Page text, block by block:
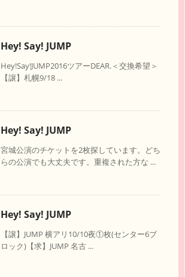
Hey! Say! JUMP
Hey!Say!JUMP2016ツアーDEAR.＜交換希望＞
【譲】札幌9/18 ...
Hey! Say! JUMP
宮城公演のチケットを2枚探しています。どち
らの公演でも大丈夫です。重複された方な ...
Hey! Say! JUMP
【譲】JUMP 横アリ10/10夜①枚(センター6ブ
ロック)【求】JUMP 名古 ...